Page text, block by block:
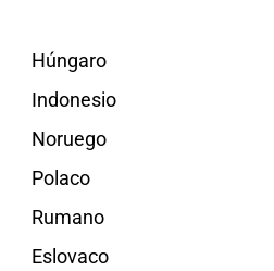
Húngaro
Indonesio
Noruego
Polaco
Rumano
Eslovaco